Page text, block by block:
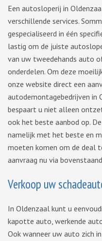
Een autosloperij in
verschillende services.
gespecialiseerd in één
lastig om de juiste
van uw tweedehands auto
onderdelen. Om deze
onze website direct een
autodemontagebedrijven in
bespaart u niet alleen
ook het beste aanbod op.
namelijk met het beste en
moeten komen om de deal
aanvraag nu via
Verkoop uw
In Oldenzaal kunt u
kapotte auto, werkende
Ook wanneer uw auto zich